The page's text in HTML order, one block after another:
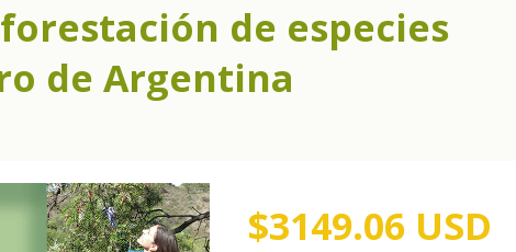
de especies
de Argentina
$3149.06 USD